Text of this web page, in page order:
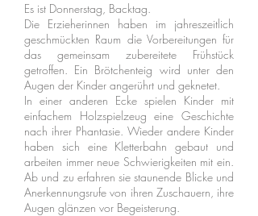
Es ist Donnerstag, Backtag.
Die Erzieherinnen haben im jahreszeitlich
geschmückten Raum die Vorbereitungen für
das gemeinsam zubereitete Frühstück
getroffen. Ein Brötchenteig wird unter den
Augen der Kinder angerührt und geknetet.
In einer anderen Ecke spielen Kinder mit
einfachem Holzspielzeug eine Geschichte
nach ihrer Phantasie. Wieder andere Kinder
haben sich eine Kletterbahn gebaut und
arbeiten immer neue Schwierigkeiten mit ein.
Ab und zu erfahren sie staunende Blicke und
Anerkennungsrufe von ihren Zuschauern, ihre
Augen glänzen vor Begeisterung.